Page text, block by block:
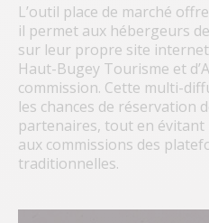
L’outil place de marché
il permet aux hébergeurs
sur leur propre site
Haut-Bugey Tourisme et
commission. Cette multi-
les chances de réservation
partenaires, tout en évitant
aux commissions des
traditionnelles.